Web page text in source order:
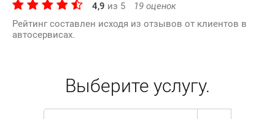
4,9 из 5 19 оценок
Рейтинг составлен исходя из отзывов от клиентов в
автосервисах.
Выберите услугу.